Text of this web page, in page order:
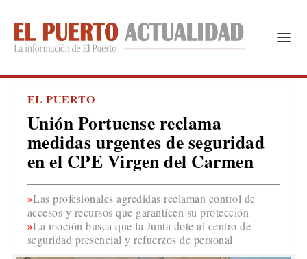
EL PUERTO
Unión Portuense reclama
medidas urgentes de seguridad
en el CPE Virgen del Carmen
Las profesionales agredidas reclaman control de
accesos y recursos que garanticen su protección
La moción busca que la Junta dote al centro de
seguridad presencial y refuerzos de personal